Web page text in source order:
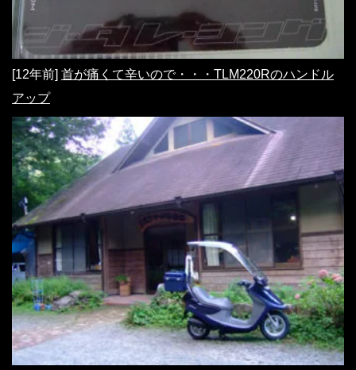
[12年前] 首が痛くて辛いので・・・TLM220Rのハンドル
アップ